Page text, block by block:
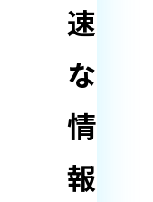
速
な
情
報